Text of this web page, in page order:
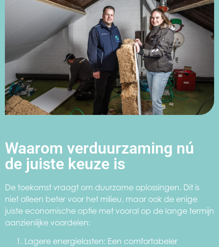
Waarom verduurzaming nú
de juiste keuze is
De toekomst vraagt om duurzame oplossingen. Dit is
niet alleen beter voor het milieu, maar ook de enige
juiste economische optie met vooral op de lange termijn
aanzienlijke voordelen:
Lagere energielasten: Een comfortabeler